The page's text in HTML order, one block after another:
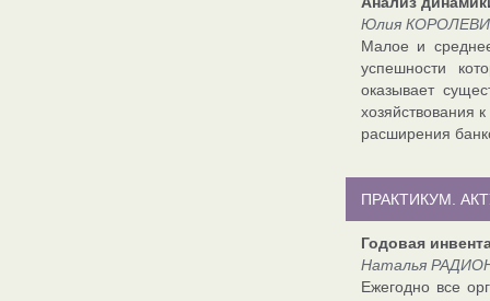
Юлия
Малое и
успешности
оказывает
хозяйствования
расширения
ПРАКТИКУМ.
Годовая
Наталья
Ежегодно все